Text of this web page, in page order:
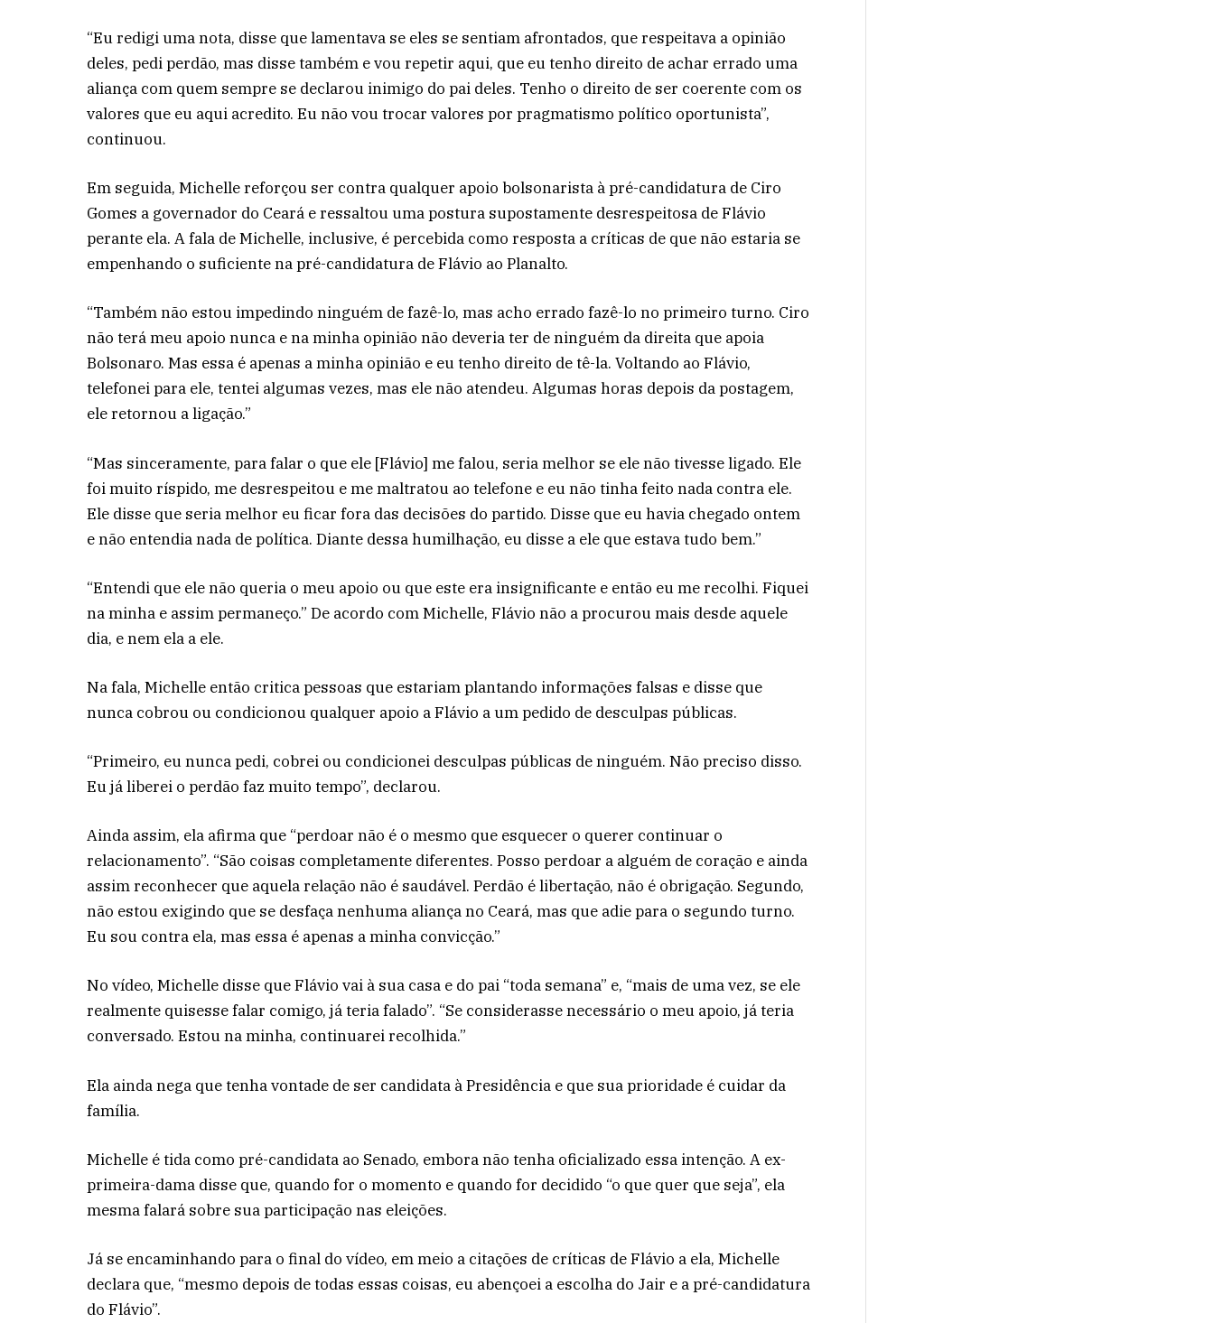
“Eu redigi uma nota, disse que lamentava se eles se sentiam afrontados, que respeitava a opinião
deles, pedi perdão, mas disse também e vou repetir aqui, que eu tenho direito de achar errado uma
aliança com quem sempre se declarou inimigo do pai deles. Tenho o direito de ser coerente com os
valores que eu aqui acredito. Eu não vou trocar valores por pragmatismo político oportunista”,
continuou.
Em seguida, Michelle reforçou ser contra qualquer apoio bolsonarista à pré-candidatura de Ciro
Gomes a governador do Ceará e ressaltou uma postura supostamente desrespeitosa de Flávio
perante ela. A fala de Michelle, inclusive, é percebida como resposta a críticas de que não estaria se
empenhando o suficiente na pré-candidatura de Flávio ao Planalto.
“Também não estou impedindo ninguém de fazê-lo, mas acho errado fazê-lo no primeiro turno. Ciro
não terá meu apoio nunca e na minha opinião não deveria ter de ninguém da direita que apoia
Bolsonaro. Mas essa é apenas a minha opinião e eu tenho direito de tê-la. Voltando ao Flávio,
telefonei para ele, tentei algumas vezes, mas ele não atendeu. Algumas horas depois da postagem,
ele retornou a ligação.”
“Mas sinceramente, para falar o que ele [Flávio] me falou, seria melhor se ele não tivesse ligado. Ele
foi muito ríspido, me desrespeitou e me maltratou ao telefone e eu não tinha feito nada contra ele.
Ele disse que seria melhor eu ficar fora das decisões do partido. Disse que eu havia chegado ontem
e não entendia nada de política. Diante dessa humilhação, eu disse a ele que estava tudo bem.”
“Entendi que ele não queria o meu apoio ou que este era insignificante e então eu me recolhi. Fiquei
na minha e assim permaneço.” De acordo com Michelle, Flávio não a procurou mais desde aquele
dia, e nem ela a ele.
Na fala, Michelle então critica pessoas que estariam plantando informações falsas e disse que
nunca cobrou ou condicionou qualquer apoio a Flávio a um pedido de desculpas públicas.
“Primeiro, eu nunca pedi, cobrei ou condicionei desculpas públicas de ninguém. Não preciso disso.
Eu já liberei o perdão faz muito tempo”, declarou.
Ainda assim, ela afirma que “perdoar não é o mesmo que esquecer o querer continuar o
relacionamento”. “São coisas completamente diferentes. Posso perdoar a alguém de coração e ainda
assim reconhecer que aquela relação não é saudável. Perdão é libertação, não é obrigação. Segundo,
não estou exigindo que se desfaça nenhuma aliança no Ceará, mas que adie para o segundo turno.
Eu sou contra ela, mas essa é apenas a minha convicção.”
No vídeo, Michelle disse que Flávio vai à sua casa e do pai “toda semana” e, “mais de uma vez, se ele
realmente quisesse falar comigo, já teria falado”. “Se considerasse necessário o meu apoio, já teria
conversado. Estou na minha, continuarei recolhida.”
Ela ainda nega que tenha vontade de ser candidata à Presidência e que sua prioridade é cuidar da
família.
Michelle é tida como pré-candidata ao Senado, embora não tenha oficializado essa intenção. A ex-
primeira-dama disse que, quando for o momento e quando for decidido “o que quer que seja”, ela
mesma falará sobre sua participação nas eleições.
Já se encaminhando para o final do vídeo, em meio a citações de críticas de Flávio a ela, Michelle
declara que, “mesmo depois de todas essas coisas, eu abençoei a escolha do Jair e a pré-candidatura
do Flávio”.